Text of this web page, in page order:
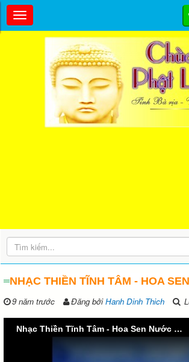
NHẠC THIỀN TĨNH TÂM - HOA
9 năm trước Đăng bởiHanh Dinh Thich
Nhạc Thiền Tĩnh Tâm - Hoa Sen Nước Chảy